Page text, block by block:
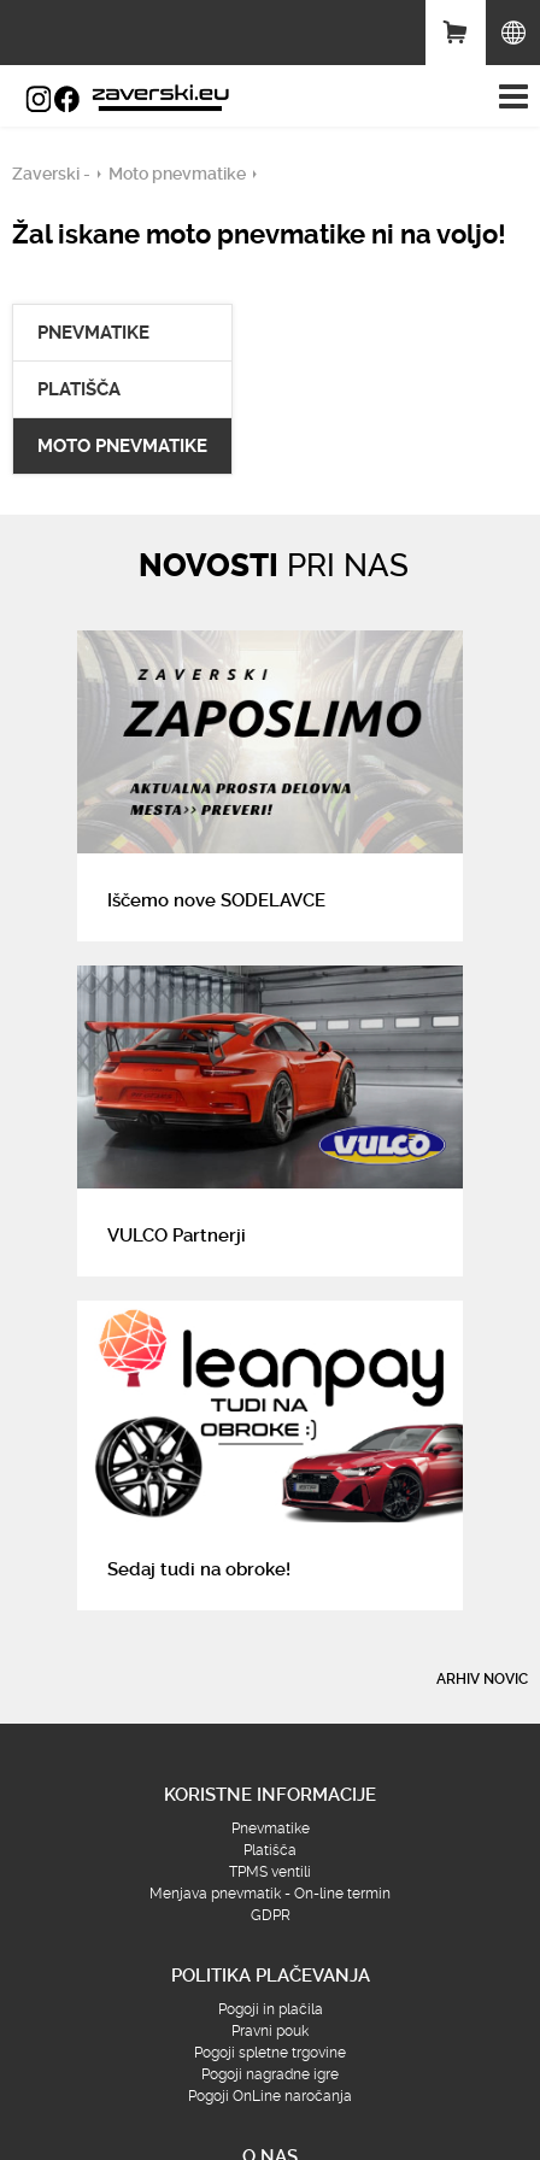
Zaverski - Moto pnevmatike
Žal iskane moto pnevmatike ni na voljo!
PNEVMATIKE
PLATIŠČA
MOTO PNEVMATIKE
NOVOSTI PRI NAS
Iščemo nove SODELAVCE
VULCO Partnerji
Sedaj tudi na obroke!
ARHIV NOVIC
KORISTNE INFORMACIJE
Pnevmatike
Platišča
TPMS ventili
Menjava pnevmatik - On-line termin
GDPR
POLITIKA PLAČEVANJA
Pogoji in plačila
Pravni pouk
Pogoji spletne trgovine
Pogoji nagradne igre
Pogoji OnLine naročanja